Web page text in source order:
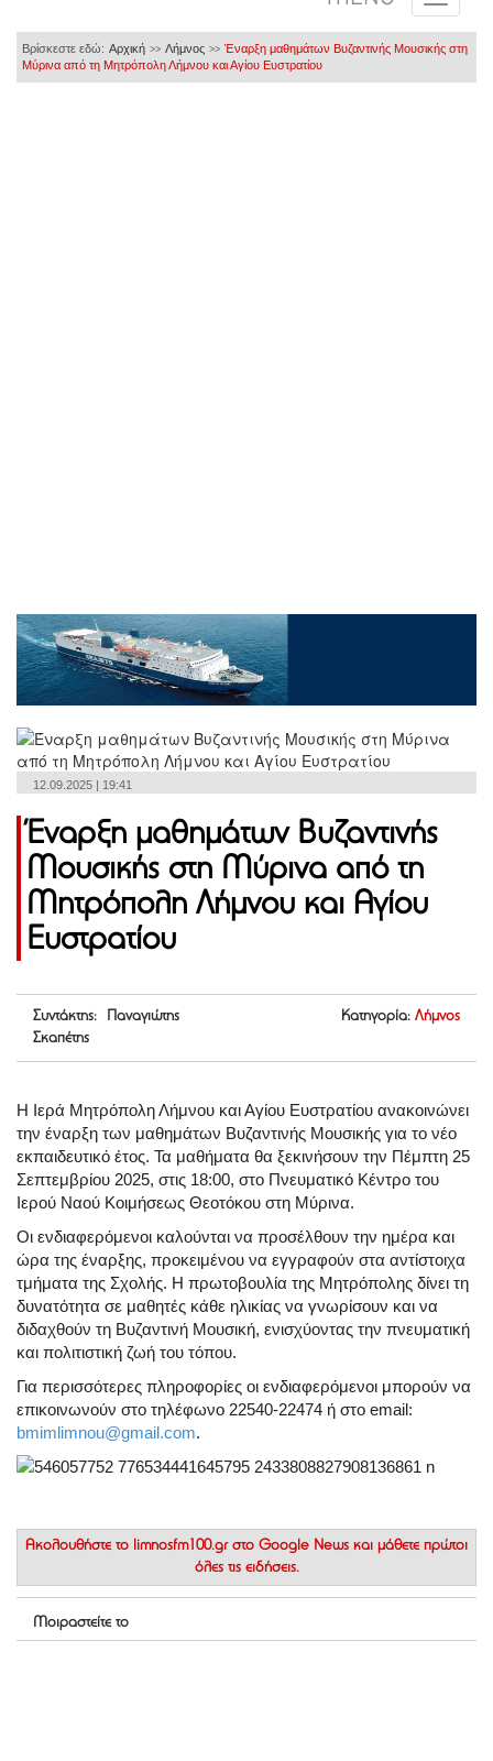
Βρίσκεστε εδώ: Αρχική >> Λήμνος >> Έναρξη μαθημάτων Βυζαντινής Μουσικής στη
Μύρινα από τη Μητρόπολη Λήμνου και Αγίου Ευστρατίου
12.09.2025 | 19:41
Έναρξη μαθημάτων Βυζαντινής
Μουσικής στη Μύρινα από τη
Μητρόπολη Λήμνου και Αγίου
Ευστρατίου
Συντάκτης: Παναγιώτης
Σκαπέτης
Κατηγορία: Λήμνος
Η Ιερά Μητρόπολη Λήμνου και Αγίου Ευστρατίου ανακοινώνει
την έναρξη των μαθημάτων Βυζαντινής Μουσικής για το νέο
εκπαιδευτικό έτος. Τα μαθήματα θα ξεκινήσουν την Πέμπτη 25
Σεπτεμβρίου 2025, στις 18:00, στο Πνευματικό Κέντρο του
Ιερού Ναού Κοιμήσεως Θεοτόκου στη Μύρινα.
Οι ενδιαφερόμενοι καλούνται να προσέλθουν την ημέρα και
ώρα της έναρξης, προκειμένου να εγγραφούν στα αντίστοιχα
τμήματα της Σχολής. Η πρωτοβουλία της Μητρόπολης δίνει τη
δυνατότητα σε μαθητές κάθε ηλικίας να γνωρίσουν και να
διδαχθούν τη Βυζαντινή Μουσική, ενισχύοντας την πνευματική
και πολιτιστική ζωή του τόπου.
Για περισσότερες πληροφορίες οι ενδιαφερόμενοι μπορούν να
επικοινωνούν στο τηλέφωνο 22540-22474 ή στο email:
bmimlimnou@gmail.com.
Ακολουθήστε το limnosfm100.gr στο Google News και μάθετε πρώτοι
όλες τις ειδήσεις.
Μοιραστείτε το